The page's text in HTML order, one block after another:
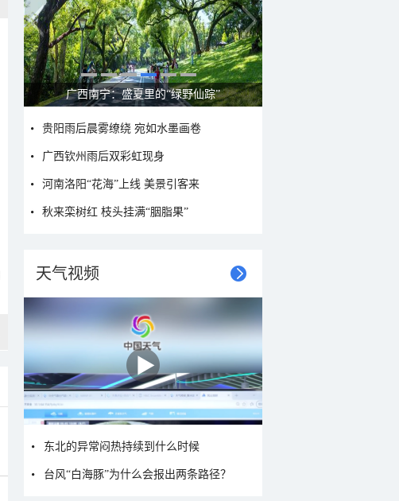
广西南宁：盛夏里的“绿野仙踪”
贵阳雨后晨雾缭绕 宛如水墨画卷
广西钦州雨后双彩虹现身
河南洛阳“花海”上线 美景引客来
秋来栾树红 枝头挂满“胭脂果”
天气视频
东北的异常闷热持续到什么时候
台风“白海豚”为什么会报出两条路径？